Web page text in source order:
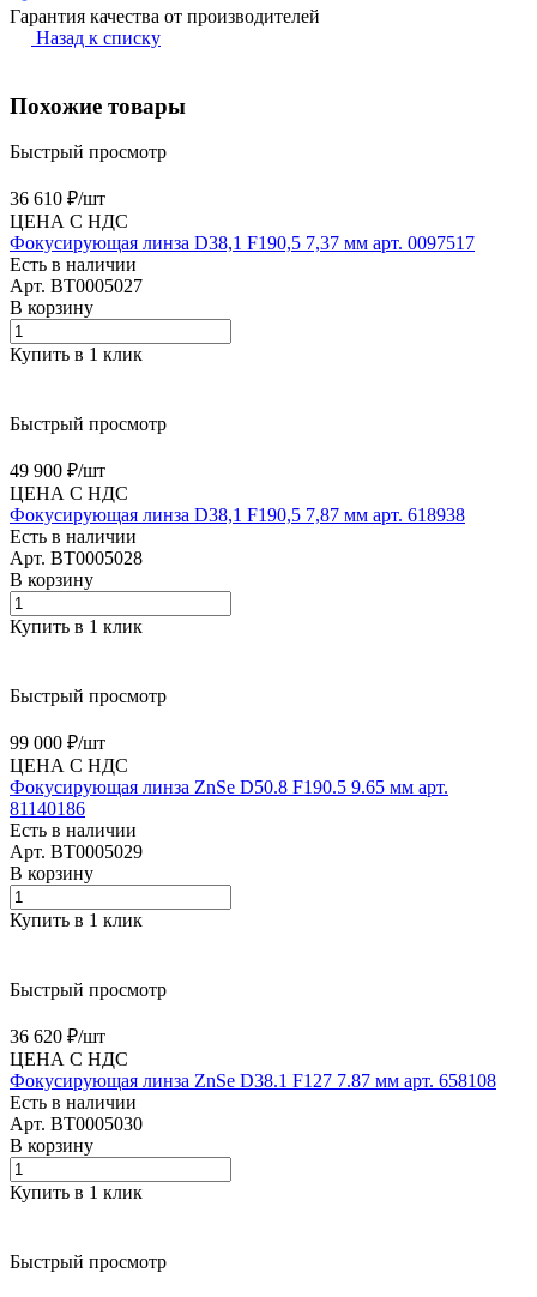
Гарантия качества от производителей
Назад к списку
Похожие товары
Быстрый просмотр
36 610 ₽/шт
ЦЕНА С НДС
Фокусирующая линза D38,1 F190,5 7,37 мм арт. 0097517
Есть в наличии
Арт. BT0005027
В корзину
Купить в 1 клик
Быстрый просмотр
49 900 ₽/шт
ЦЕНА С НДС
Фокусирующая линза D38,1 F190,5 7,87 мм арт. 618938
Есть в наличии
Арт. BT0005028
В корзину
Купить в 1 клик
Быстрый просмотр
99 000 ₽/шт
ЦЕНА С НДС
Фокусирующая линза ZnSe D50.8 F190.5 9.65 мм арт.
81140186
Есть в наличии
Арт. BT0005029
В корзину
Купить в 1 клик
Быстрый просмотр
36 620 ₽/шт
ЦЕНА С НДС
Фокусирующая линза ZnSe D38.1 F127 7.87 мм арт. 658108
Есть в наличии
Арт. BT0005030
В корзину
Купить в 1 клик
Быстрый просмотр